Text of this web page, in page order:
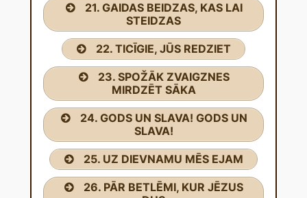
21. GAIDAS BEIDZAS, KAS LAI
STEIDZAS
22. TICĪGIE, JŪS REDZIET
23. SPOŽĀK ZVAIGZNES
MIRDZĒT SĀKA
24. GODS UN SLAVA! GODS UN
SLAVA!
25. UZ DIEVNAMU MĒS EJAM
26. PĀR BETLĒMI, KUR JĒZUS